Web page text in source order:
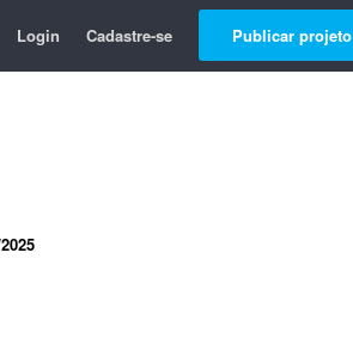
Login Cadastre-se Publicar projeto